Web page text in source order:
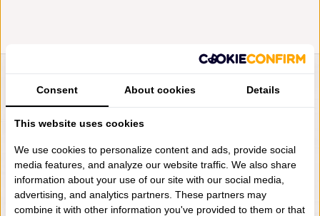
LIENSLINNENWINKEL.NL
VRAGEN? BEL DAN
+31 (0) 575 511817
NIEUWSBRIEF
Wilt u op de hoogte blijven?
Word lid van onze mailinglijst:
Consent About cookies Details
This website uses cookies
We use cookies to personalize content and ads, provide social
media features, and analyze our website traffic. We also share
information about your use of our site with our social media,
advertising, and analytics partners. These partners may
combine it with other information you've provided to them or that